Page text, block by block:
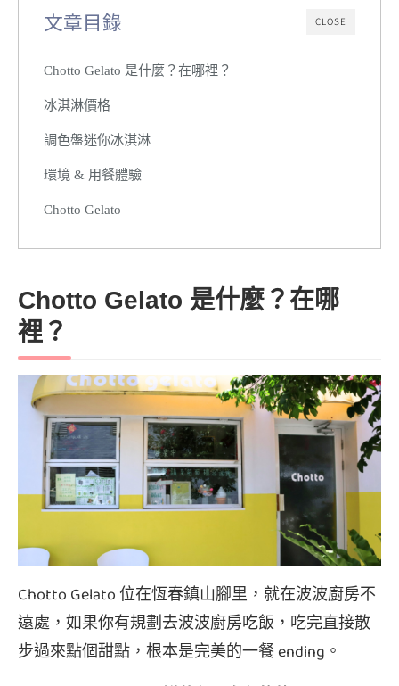
CLOSE
文章目錄
Chotto Gelato 是什麼？在哪裡？
冰淇淋價格
調色盤迷你冰淇淋
環境 & 用餐體驗
Chotto Gelato
Chotto Gelato 是什麼？在哪
裡？
Chotto Gelato 位在恆春鎮山腳里，就在波波廚房不
遠處，如果你有規劃去波波廚房吃飯，吃完直接散
步過來點個甜點，根本是完美的一餐 ending。